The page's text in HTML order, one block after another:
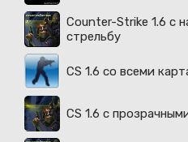
Counter-Strike 1.6 с
стрельбу
CS 1.6 со всеми
CS 1.6 с